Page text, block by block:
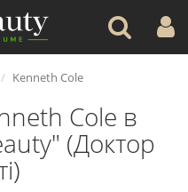
Kenneth Cole
Cole в
(Доктор